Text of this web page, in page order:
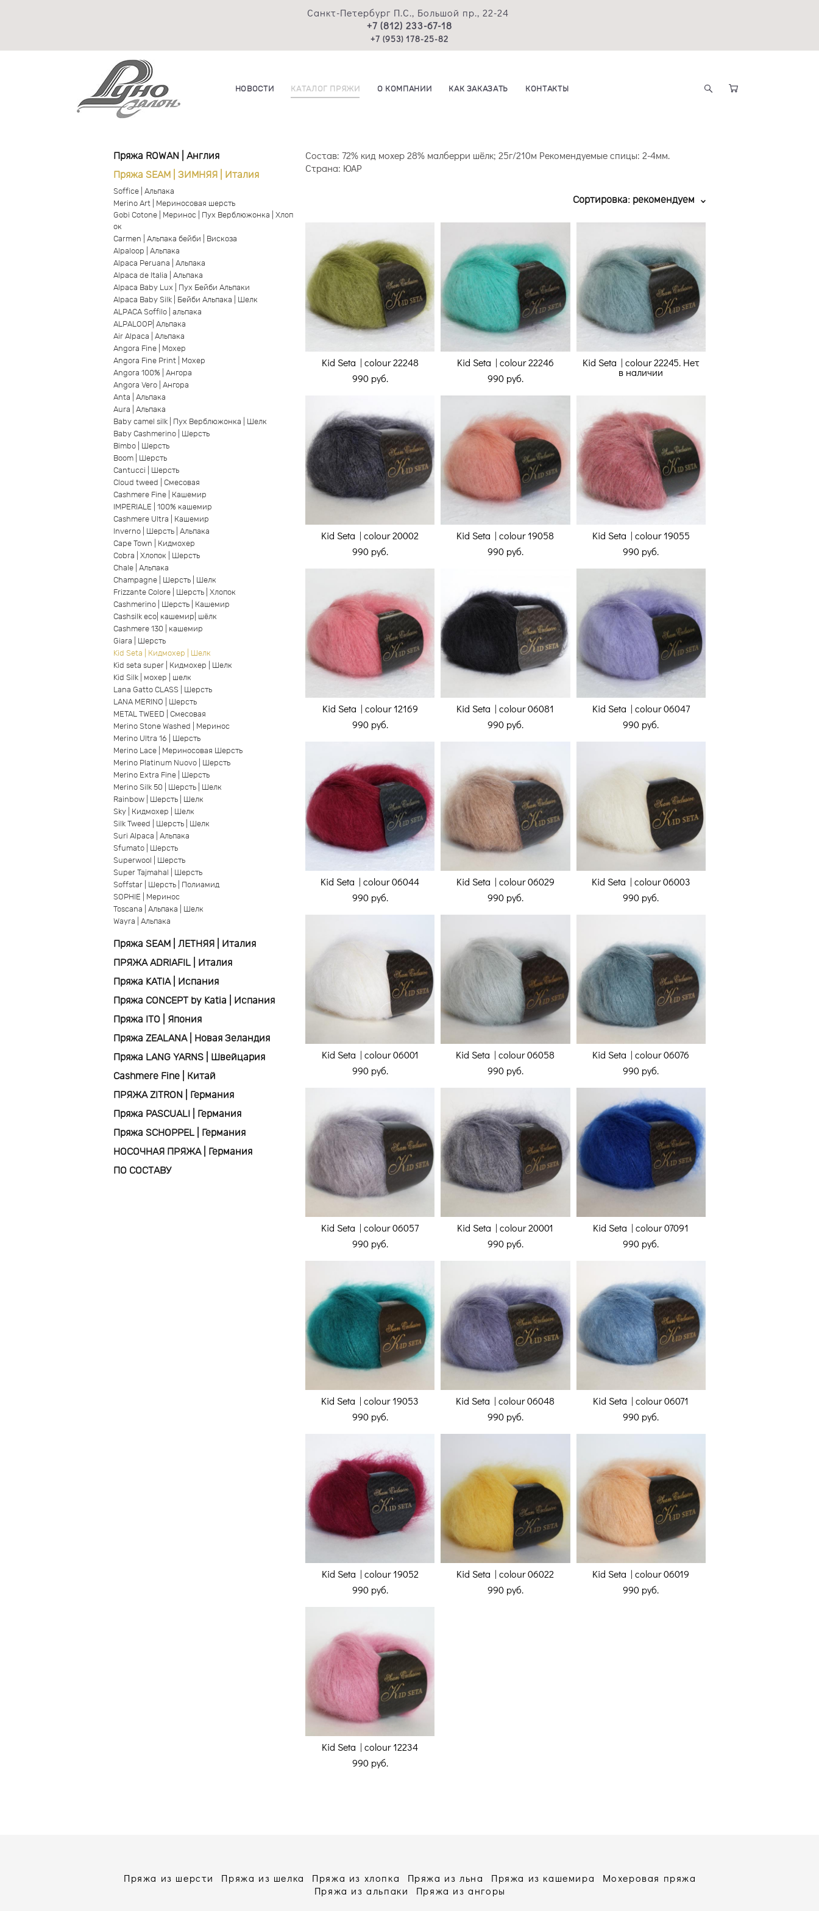
Санкт-Петербург П.С., Большой пр., 22-24
+7 (812) 233-67-18
+7 (953) 178-25-82
НОВОСТИ КАТАЛОГ ПРЯЖИ О КОМПАНИИ КАК ЗАКАЗАТЬ КОНТАКТЫ
Пряжа ROWAN | Англия
Пряжа SEAM | ЗИМНЯЯ | Италия
Soffice | Альпака
Merino Art | Мериносовая шерсть
Gobi Cotone | Меринос | Пух Верблюжонка | Хлоп
ок
Carmen | Альпака бейби | Вискоза
Alpaloop | Альпака
Alpaca Peruana | Альпака
Alpaca de Italia | Альпака
Alpaca Baby Lux | Пух Бейби Альпаки
Alpaca Baby Silk | Бейби Альпака | Шелк
ALPACA Soffilo | альпака
ALPALOOP| Альпака
Air Alpaca | Альпака
Angora Fine | Мохер
Angora Fine Print | Мохер
Angora 100% | Ангора
Angora Vero | Ангора
Anta | Альпака
Aura | Альпака
Baby camel silk | Пух Верблюжонка | Шелк
Baby Cashmerino | Шерсть
Bimbo | Шерсть
Boom | Шерсть
Cantucci | Шерсть
Cloud tweed | Смесовая
Cashmere Fine | Кашемир
IMPERIALE | 100% кашемир
Cashmere Ultra | Кашемир
Inverno | Шерсть | Альпака
Cape Town | Кидмохер
Cobra | Хлопок | Шерсть
Chale | Альпака
Champagne | Шерсть | Шелк
Frizzante Colore | Шерсть | Хлопок
Cashmerino | Шерсть | Кашемир
Cashsilk eco| кашемир| шёлк
Cashmere 130 | кашемир
Giara | Шерсть
Kid Seta | Кидмохер | Шелк
Kid seta super | Кидмохер | Шелк
Kid Silk | мохер | шелк
Lana Gatto CLASS | Шерсть
LANA MERINO | Шерсть
METAL TWEED | Смесовая
Merino Stone Washed | Меринос
Merino Ultra 16 | Шерсть
Merino Lace | Мериносовая Шерсть
Merino Platinum Nuovo | Шерсть
Merino Extra Fine | Шерсть
Merino Silk 50 | Шерсть | Шелк
Rainbow | Шерсть | Шелк
Sky | Кидмохер | Шелк
Silk Tweed | Шерсть | Шелк
Suri Alpaca | Альпака
Sfumato | Шерсть
Superwool | Шерсть
Super Tajmahal | Шерсть
Soffstar | Шерсть | Полиамид
SOPHIE | Меринос
Toscana | Альпака | Шелк
Wayra | Альпака
Пряжа SEAM | ЛЕТНЯЯ | Италия
ПРЯЖА ADRIAFIL | Италия
Пряжа KATIA | Испания
Пряжа CONCEPT by Katia | Испания
Пряжа ITO | Япония
Пряжа ZEALANA | Новая Зеландия
Пряжа LANG YARNS | Швейцария
Cashmere Fine | Китай
ПРЯЖА ZITRON | Германия
Пряжа PASCUALI | Германия
Пряжа SCHOPPEL | Германия
НОСОЧНАЯ ПРЯЖА | Германия
ПО СОСТАВУ
Состав: 72% кид мохер 28% малберри шёлк; 25г/210м Рекомендуемые спицы: 2-4мм.
Страна: ЮАР
Сортировка: рекомендуем
Kid Seta | colour 22248
990 pуб.
Kid Seta | colour 22246
990 pуб.
Kid Seta | colour 22245. Нет
в наличии
Kid Seta | colour 20002
990 pуб.
Kid Seta | colour 19058
990 pуб.
Kid Seta | colour 19055
990 pуб.
Kid Seta | colour 12169
990 pуб.
Kid Seta | colour 06081
990 pуб.
Kid Seta | colour 06047
990 pуб.
Kid Seta | colour 06044
990 pуб.
Kid Seta | colour 06029
990 pуб.
Kid Seta | colour 06003
990 pуб.
Kid Seta | colour 06001
990 pуб.
Kid Seta | colour 06058
990 pуб.
Kid Seta | colour 06076
990 pуб.
Kid Seta | colour 06057
990 pуб.
Kid Seta | colour 20001
990 pуб.
Kid Seta | colour 07091
990 pуб.
Kid Seta | colour 19053
990 pуб.
Kid Seta | colour 06048
990 pуб.
Kid Seta | colour 06071
990 pуб.
Kid Seta | colour 19052
990 pуб.
Kid Seta | colour 06022
990 pуб.
Kid Seta | colour 06019
990 pуб.
Kid Seta | colour 12234
990 pуб.
Пряжа из шерсти Пряжа из шелка Пряжа из хлопка Пряжа из льна Пряжа из кашемира
Мохеровая пряжа
Пряжа из альпаки
Пряжа из ангоры